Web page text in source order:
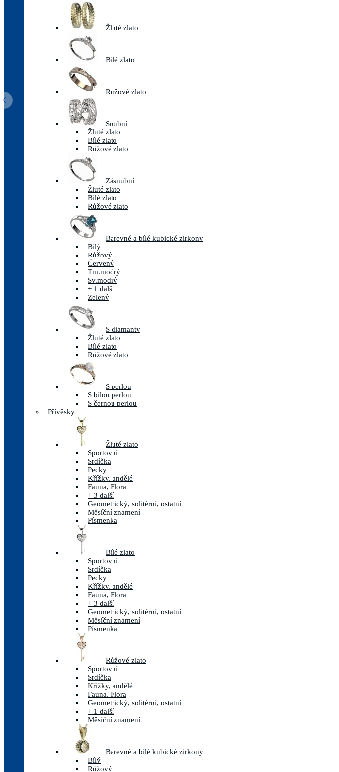
Žluté zlato
Bílé zlato
Růžové zlato
Snubní
Žluté zlato
Bílé zlato
Růžové zlato
Zásnubní
Žluté zlato
Bílé zlato
Růžové zlato
Barevné a bílé kubické zirkony
Bílý
Růžový
Červený
Tm.modrý
Sv.modrý
+ 1 další
Zelený
S diamanty
Žluté zlato
Bílé zlato
Růžové zlato
S perlou
S bílou perlou
S černou perlou
Přívěsky
Žluté zlato
Sportovní
Srdíčka
Pecky
Křížky, andělé
Fauna, Flora
+ 3 další
Geometrický, solitérní, ostatní
Měsíční znamení
Písmenka
Bílé zlato
Sportovní
Srdíčka
Pecky
Křížky, andělé
Fauna, Flora
+ 3 další
Geometrický, solitérní, ostatní
Měsíční znamení
Písmenka
Růžové zlato
Sportovní
Srdíčka
Křížky, andělé
Fauna, Flora
Geometrický, solitérní, ostatní
+ 1 další
Měsíční znamení
Barevné a bílé kubické zirkony
Bílý
Růžový